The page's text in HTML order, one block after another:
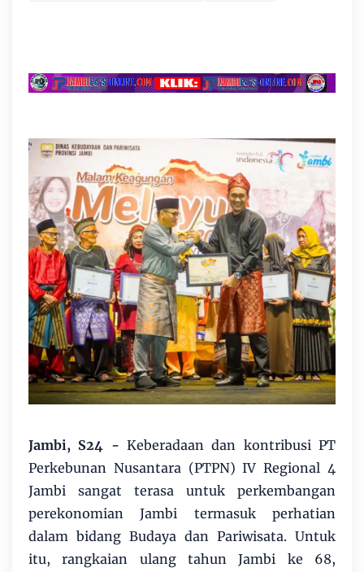
Jambi, S24 - Keberadaan dan kontribusi PT
Perkebunan Nusantara (PTPN) IV Regional 4
Jambi sangat terasa untuk perkembangan
perekonomian Jambi termasuk perhatian
dalam bidang Budaya dan Pariwisata. Untuk
itu, rangkaian ulang tahun Jambi ke 68,